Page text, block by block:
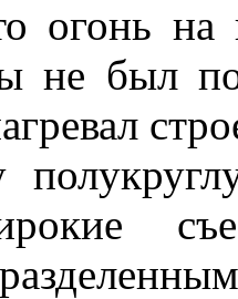
огонь на
не был